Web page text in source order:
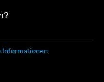
Informationen